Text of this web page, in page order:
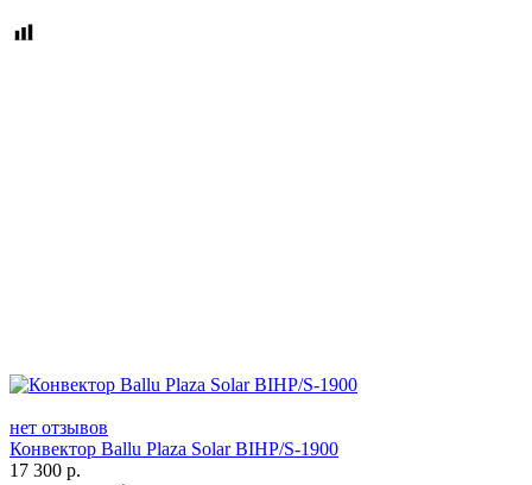
нет отзывов
Конвектор Ballu Plaza Solar BIHP/S-1900
17 300 р.